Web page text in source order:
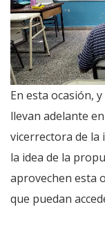
En esta ocasión,
llevan adelante en
vicerrectora de la
la idea de la
aprovechen esta
que puedan